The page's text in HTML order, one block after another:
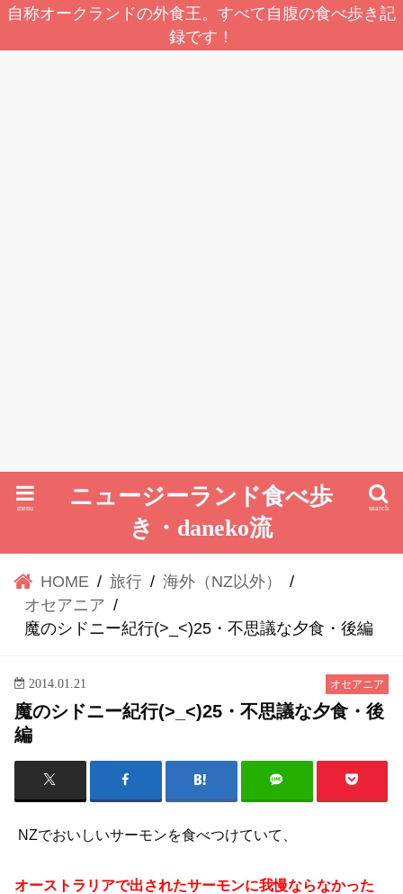
自称オークランドの外食王。すべて自腹の食べ歩き記
録です！
ニュージーランド食べ歩
き・daneko流
search
menu
HOME 旅行
海外（NZ以外）
オセアニア
魔のシドニー紀行(>_<)25・不思議な夕食・後編
オセアニア
2014.01.21
魔のシドニー紀行(>_<)25・不思議な夕食・後
編
NZでおいしいサーモンを食べつけていて、
オーストラリアで出されたサーモンに我慢ならなかった